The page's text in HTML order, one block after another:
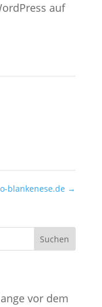
auf
blankenese.de →
Suchen
vor dem